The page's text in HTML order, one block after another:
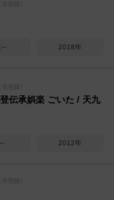
2018年
伝承娯楽 ごいた / 天九
2012年